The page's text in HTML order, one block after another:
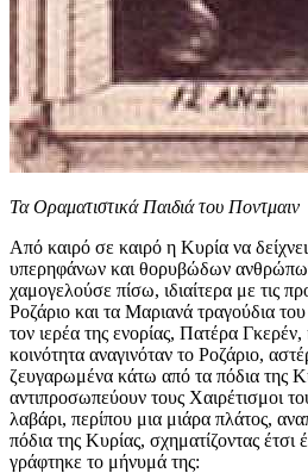
Τα Οραματιστικά Παιδιά του Ποντμαιν
Από καιρό σε καιρό η Κυρία να
υπερηφάνων και θορυβώδων
χαμογελούσε πίσω, ιδιαίτερα με τις
Ροζάριο και τα Μαριανά τραγούδια
τον ιερέα της ενορίας, Πατέρα
κοινότητα αναγινόταν το Ροζάριο,
ζευγαρωμένα κάτω από τα πόδια της
αντιπροσωπεύουν τους Χαιρέτισμοι
λαβάρι, περίπου μια μιάρα πλάτος,
πόδια της Κυρίας, σχηματίζοντας έτσι
γράφτηκε το μήνυμά της: